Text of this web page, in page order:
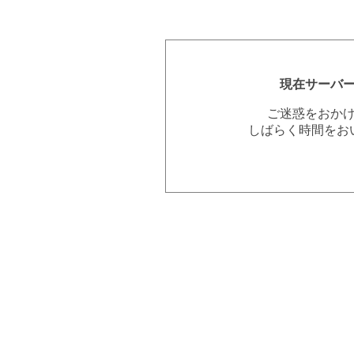
現在サーバ
ご迷惑をおか
しばらく時間を